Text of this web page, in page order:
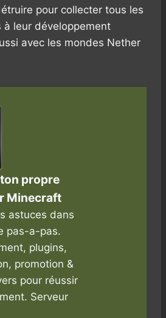
pour collecter tous les
à leur développement
avec les mondes Nether
propre
Minecraft
astuces dans
pas-a-pas.
plugins,
promotion &
pour réussir
Serveur